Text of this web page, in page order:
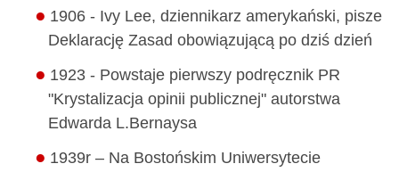
1906 - Ivy Lee, dziennikarz amerykański, pisze
Deklarację Zasad obowiązującą po dziś dzień
1923 - Powstaje pierwszy podręcznik PR
"Krystalizacja opinii publicznej" autorstwa
Edwarda L.Bernaysa
1939r – Na Bostońskim Uniwersytecie